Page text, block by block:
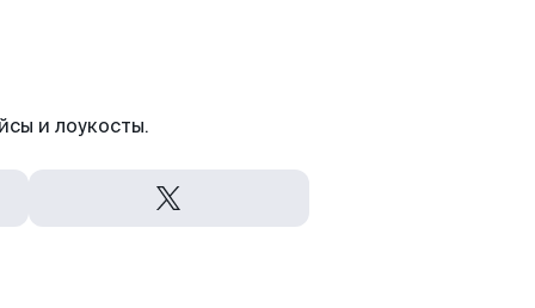
и лоукосты.